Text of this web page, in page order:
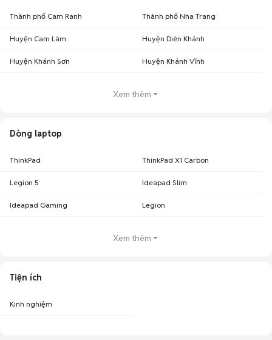
Thành phố Cam Ranh Thành phố Nha Trang
Huyện Cam Lâm Huyện Diên Khánh
Huyện Khánh Sơn Huyện Khánh Vĩnh
Xem thêm
Dòng laptop
ThinkPad ThinkPad X1 Carbon
Legion 5 Ideapad Slim
Ideapad Gaming Legion
Xem thêm
Tiện ích
Kinh nghiệm